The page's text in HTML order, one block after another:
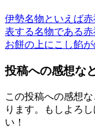
伊勢名物といえば
表する名物である赤
お餅の上にこし餡が
投稿への感想な
この投稿への感想
ります。もしよろ
い！